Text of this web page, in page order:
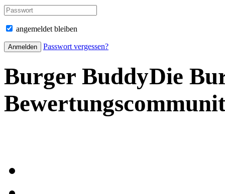
angemeldet bleiben
Passwort vergessen?
Burger BuddyDie